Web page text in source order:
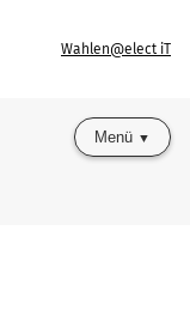
Wahlen@elect iT
Menü